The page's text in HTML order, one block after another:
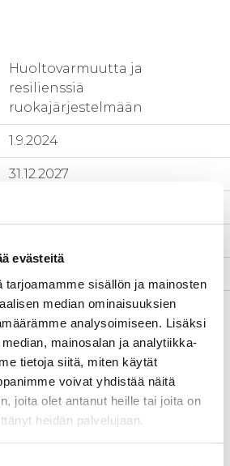
evästeitä
tarjoamamme sisällön ja mainosten
median ominaisuuksien
analysoimiseen. Lisäksi
mainosalan ja analytiikka-
tietoja siitä, miten käytät
voivat yhdistää näitä
joita olet antanut heille tai joita on
heidän palvelujaan.
Huoltovarmuutta ja
resilienssiä
ruokajärjestelmään
1.9.2024
31.12.2027
Hankkeen tavoitteena on
vahvistaa ruokajärjestelmän
huoltovarmuutta ja resilienssiä
parantamalla maatilojen ja
elintarvikealan yritysten
valmiuksia ennakoida ja hallita
riskejä.